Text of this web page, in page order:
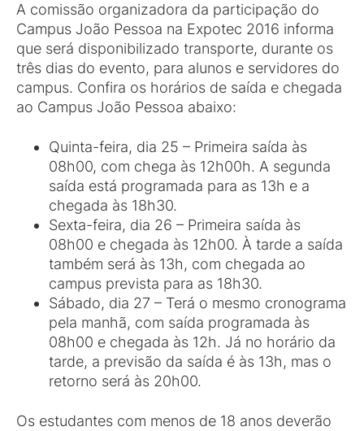
A comissão organizadora da participação do
Campus João Pessoa na Expotec 2016 informa
que será disponibilizado transporte, durante os
três dias do evento, para alunos e servidores do
campus. Confira os horários de saída e chegada
ao Campus João Pessoa abaixo:
Quinta-feira, dia 25 – Primeira saída às
08h00, com chega às 12h00h. A segunda
saída está programada para as 13h e a
chegada às 18h30.
Sexta-feira, dia 26 – Primeira saída às
08h00 e chegada às 12h00. À tarde a saída
também será às 13h, com chegada ao
campus prevista para as 18h30.
Sábado, dia 27 – Terá o mesmo cronograma
pela manhã, com saída programada às
08h00 e chegada às 12h. Já no horário da
tarde, a previsão da saída é às 13h, mas o
retorno será às 20h00.
Os estudantes com menos de 18 anos deverão